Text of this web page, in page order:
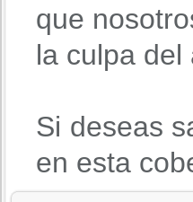
que
la culpa del
Si deseas
en esta